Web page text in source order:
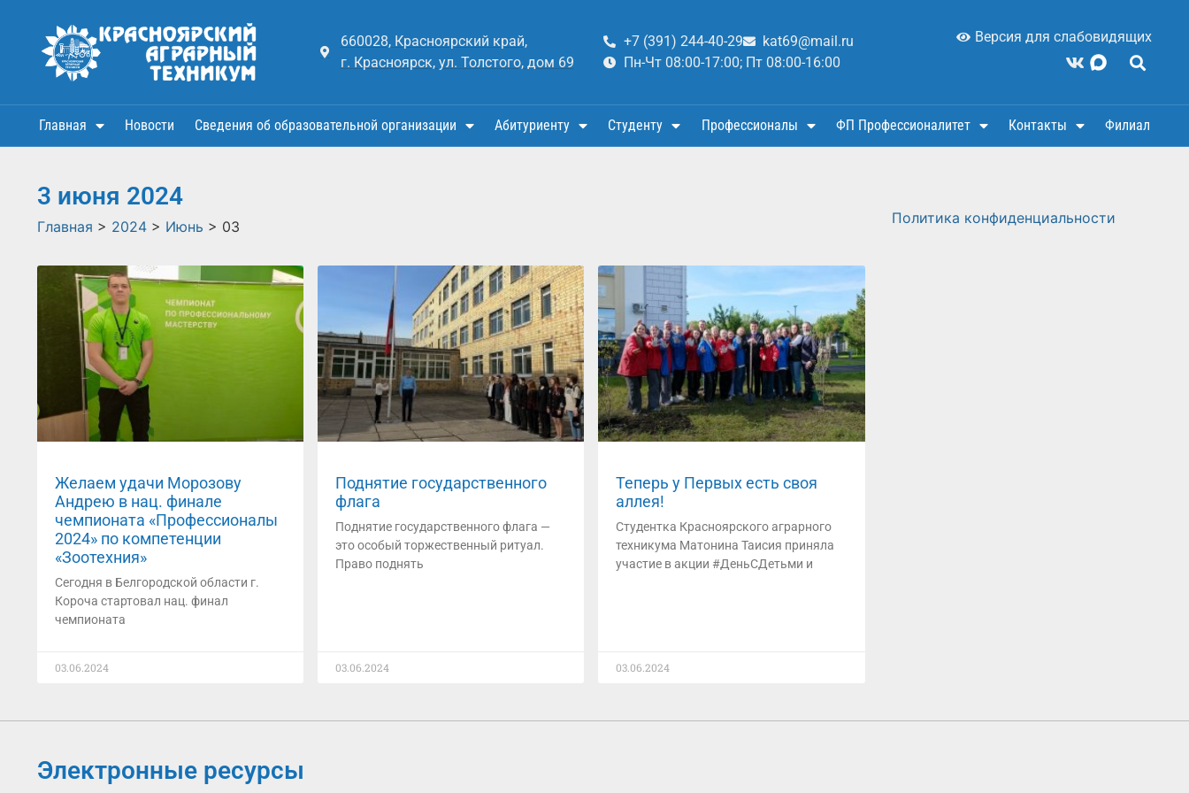
660028, Красноярский край,
г. Красноярск, ул. Толстого, дом 69
+7 (391) 244-40-29
kat69@mail.ru
Пн-Чт 08:00-17:00; Пт 08:00-16:00
Версия для слабовидящих
Главная Новости Сведения об образовательной организации Абитуриенту Студенту Профессионалы ФП Профессионалитет Контакты Филиал
3 июня 2024
Главная > 2024 > Июнь > 03
Желаем удачи Морозову
Андрею в нац. финале
чемпионата «Профессионалы
2024» по компетенции
«Зоотехния»
Сегодня в Белгородской области г.
Короча стартовал нац. финал
чемпионата
03.06.2024
Поднятие государственного
флага
Поднятие государственного флага —
это особый торжественный ритуал.
Право поднять
03.06.2024
Теперь у Первых есть своя
аллея!
Студентка Красноярского аграрного
техникума Матонина Таисия приняла
участие в акции #ДеньСДетьми и
03.06.2024
Политика конфиденциальности
Электронные ресурсы